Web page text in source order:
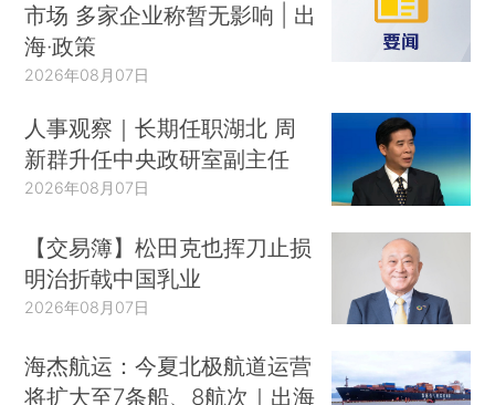
市场 多家企业称暂无影响 | 出
海·政策
2026年08月07日
人事观察｜长期任职湖北 周
新群升任中央政研室副主任
2026年08月07日
【交易簿】松田克也挥刀止损
明治折戟中国乳业
2026年08月07日
海杰航运：今夏北极航道运营
将扩大至7条船、8航次｜出海